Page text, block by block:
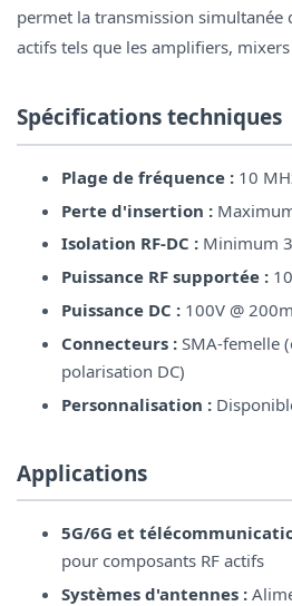
permet la transmission simultanée
actifs tels que les amplifiers,
Spécifications techniques
Plage de fréquence : 10
Perte d'insertion :
Isolation RF-DC : Minimum
Puissance RF supportée :
Puissance DC : 100V @
Connecteurs : SMA-femelle
polarisation DC)
Personnalisation :
Applications
5G/6G et
pour composants RF actifs
Systèmes d'antennes :